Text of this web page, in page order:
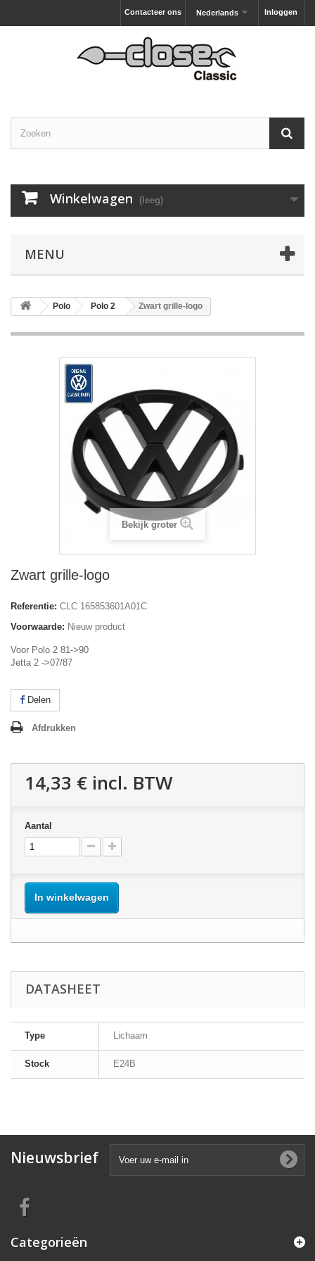
Inloggen
Nederlands
Contacteer ons
Winkelwagen (leeg)
MENU
Polo Polo 2 Zwart grille-logo
Bekijk groter
Zwart grille-logo
Referentie: CLC 165853601A01C
Voorwaarde: Nieuw product
Voor Polo 2 81->90
Jetta 2 ->07/87
Delen
Afdrukken
14,33 € incl. BTW
Aantal
In winkelwagen
DATASHEET
Type Lichaam
Stock E24B
Nieuwsbrief
Categorieën